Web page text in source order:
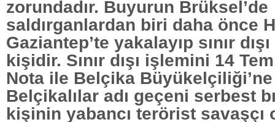
zorundadır. Buyurun Brüksel’de
saldırganlardan biri daha önce
Gaziantep’te yakalayıp sınır
kişidir. Sınır dışı işlemini 14
Nota ile Belçika
Belçikalılar adı geçeni serbest
kişinin yabancı terörist savaşçı